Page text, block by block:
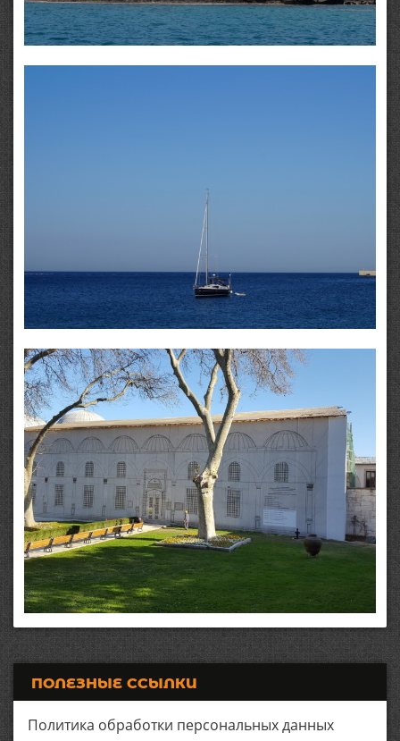
ПОЛЕЗНЫЕ ССЫЛКИ
Политика обработки персональных данных